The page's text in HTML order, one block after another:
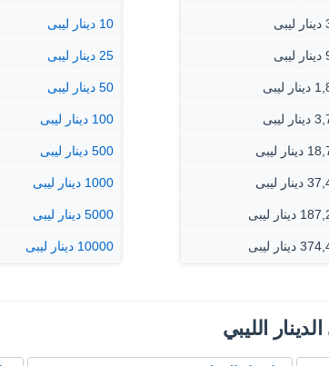
ليبى
ليبى
ليبى
ليبى
ليبى
10 دينار ليبى
25 دينار ليبى
50 دينار ليبى
100 دينار ليبى
500 دينار ليبى
1000 دينار ليبى
5000 دينار ليبى
10000 دينار ليبى
الليبي